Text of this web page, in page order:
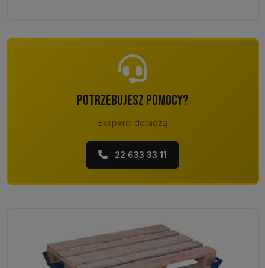
POTRZEBUJESZ POMOCY?
Eksperci doradzą
22 633 33 11